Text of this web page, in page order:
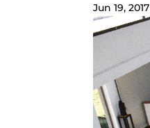
Jun 19, 2017